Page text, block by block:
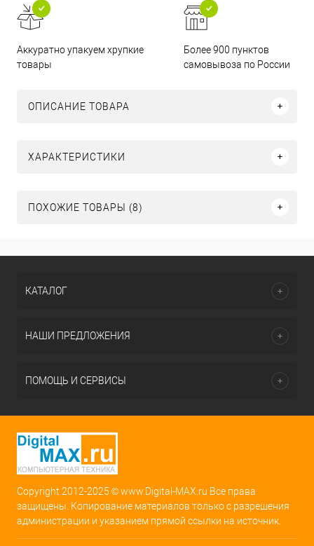
Аккуратно упакуем хрупкие
товары
Более 900 пунктов
самовывоза по России
ОПИСАНИЕ ТОВАРА
ХАРАКТЕРИСТИКИ
ПОХОЖИЕ ТОВАРЫ (8)
КАТАЛОГ
НАШИ ПРЕДЛОЖЕНИЯ
ПОМОЩЬ И СЕРВИСЫ
Copyright 2012-2025 © www.Digital-MAX.ru Все права
защищены. Копирование материалов только с разрешения
администрации и указанием прямой ссылки на источник.